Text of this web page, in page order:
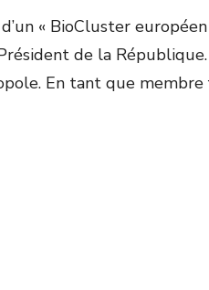
« BioCluster
de la
En tant que